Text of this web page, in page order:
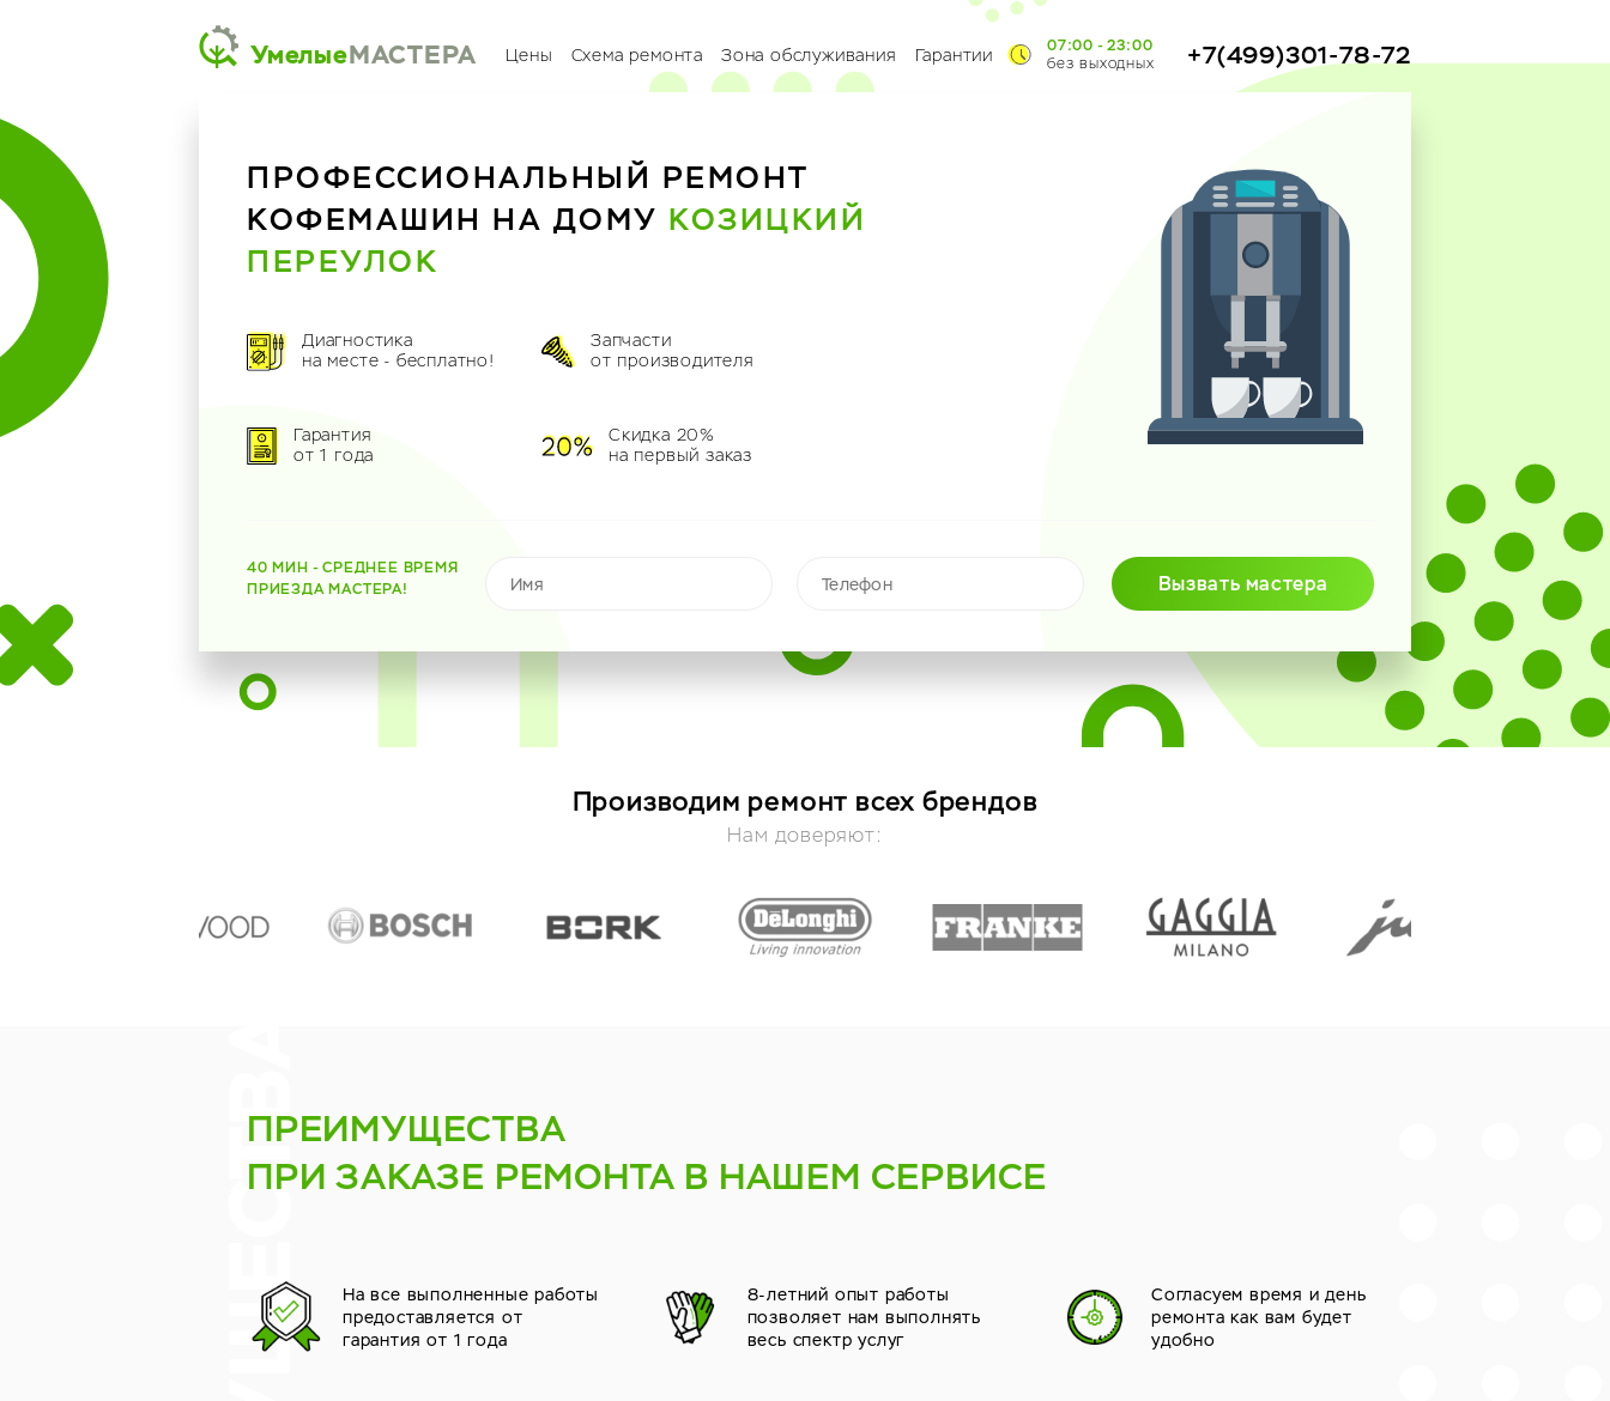
УмелыеМАСТЕРА Цены Схема ремонта Зона обслуживания Гарантии
07:00 - 23:00
без выходных
+7(499)301-78-72
ПРОФЕССИОНАЛЬНЫЙ РЕМОНТ
КОФЕМАШИН НА ДОМУ КОЗИЦКИЙ
ПЕРЕУЛОК
Диагностика
на месте - бесплатно!
Запчасти
от производителя
Гарантия
от 1 года
Скидка 20%
на первый заказ
40 МИН - СРЕДНЕЕ ВРЕМЯ
ПРИЕЗДА МАСТЕРА!
Вызвать мастера
Производим ремонт всех брендов
Нам доверяют:
ПРЕИМУЩЕСТВА
ПРИ ЗАКАЗЕ РЕМОНТА В НАШЕМ СЕРВИСЕ
На все выполненные работы
предоставляется от
гарантия от 1 года
8-летний опыт работы
позволяет нам выполнять
весь спектр услуг
Согласуем время и день
ремонта как вам будет
удобно